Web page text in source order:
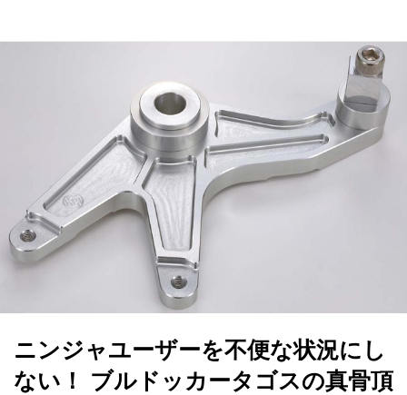
ニンジャユーザーを不便な状況にし
ない！ ブルドッカータゴスの真骨頂